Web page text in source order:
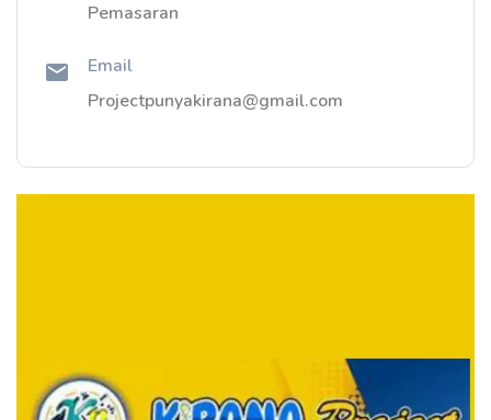
Pemasaran
Email
Projectpunyakirana@gmail.com